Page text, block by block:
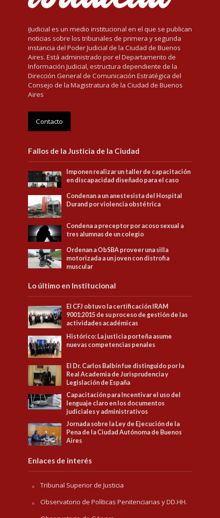
iJudicial es un medio institucional en el que se publican
noticias sobre los tribunales de primera y segunda
instancia del Poder Judicial de la Ciudad de Buenos
Aires. Está administrado por el Departamento de
Información Judicial, estructura dependiente de la
Dirección General de Comunicación Estratégica del
Consejo de la Magistratura de la Ciudad de Buenos
Aires
Contacto
Fallos de la Justicia de la Ciudad
Imponen realizar un taller de capacitación
en discapacidad diseñado para el caso
Condenan a un anestesista del Hospital
Durand por violencia obstétrica
Condena a preceptor por acoso sexual a
tres alumnas de un colegio
Ordenan a ObSBA proveer una silla
motorizada a un joven con distrofia
muscular
Lo último en Institucional
El CFJ obtuvo la certificación IRAM
9001:2015 de su proceso de gestión de las
actividades académicas
Histórico: La justicia porteña asume
nuevas competencias penales
El Dr. Carlos Balbín fue distinguido por la
Real Academia de Jurisprudencia y
Legislación de España
Capacitación para Incentivar el uso del
lenguaje claro en los documentos
judiciales y administrativos
Jornada sobre la Ley de Ejecución de la
Pena de la Ciudad Autónoma de Buenos
Aires
Enlaces de interés
Tribunal Superior de Justicia
Observatorio de Políticas Penitenciarias y DD.HH.